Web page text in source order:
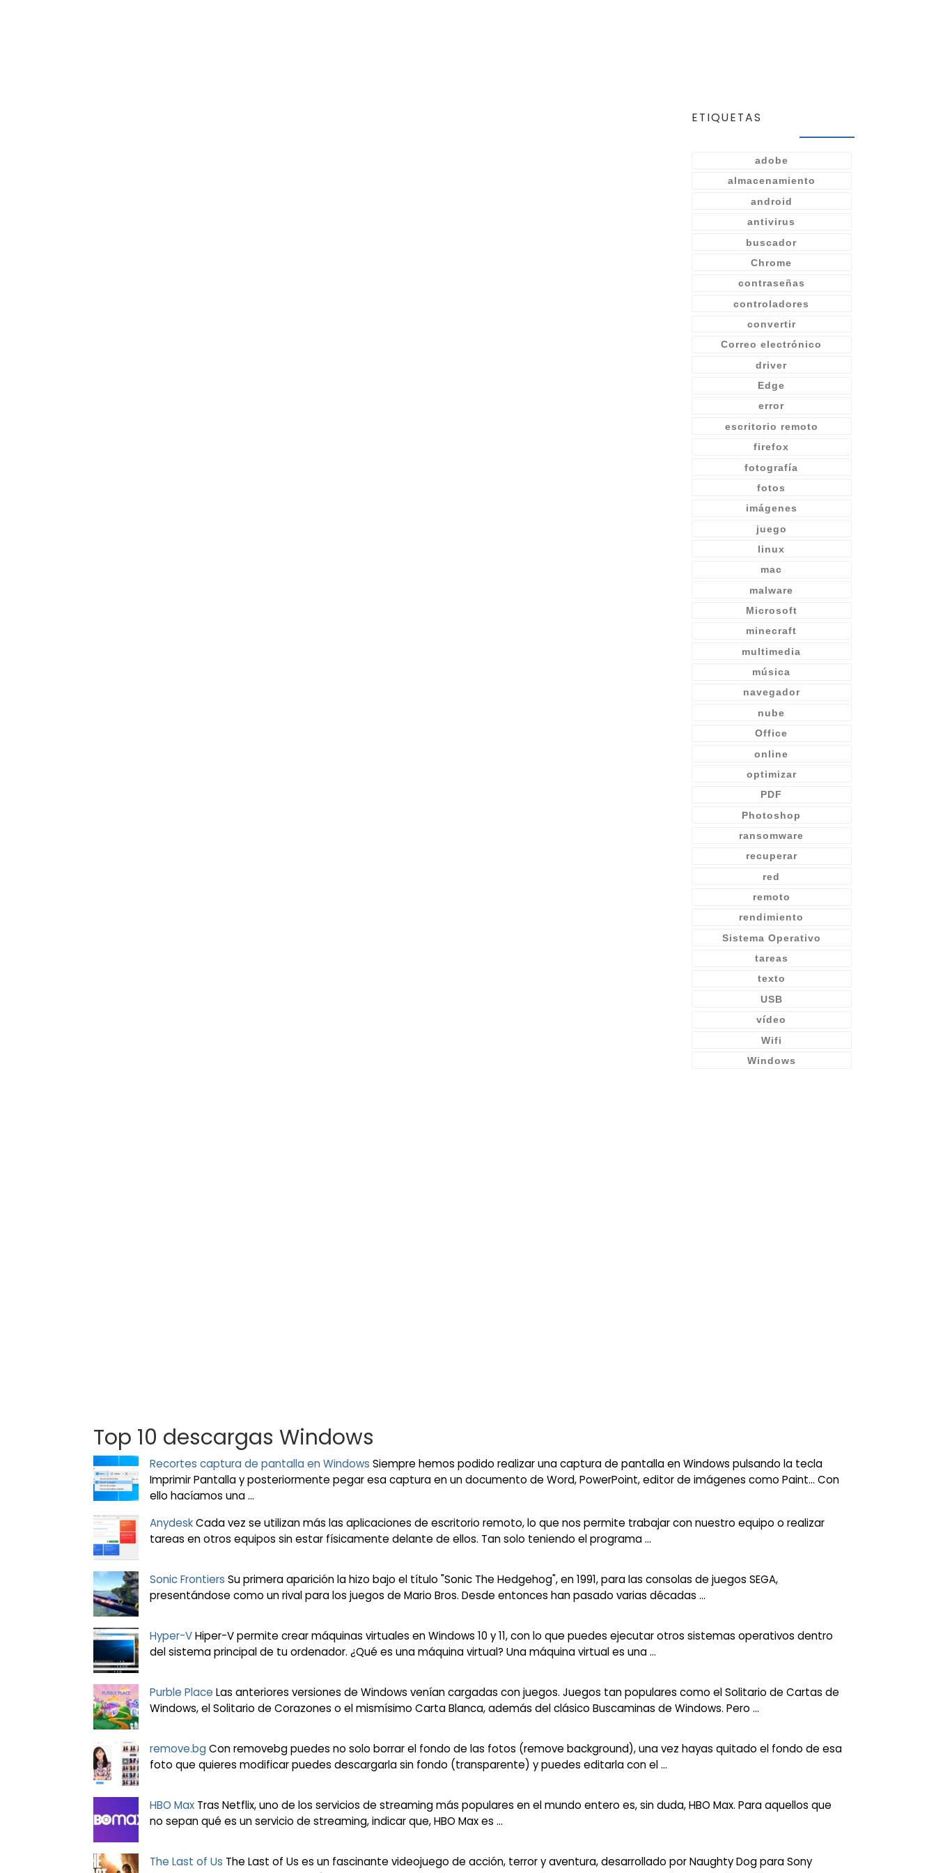
ETIQUETAS
adobe
almacenamiento
android
antivirus
buscador
Chrome
contraseñas
controladores
convertir
Correo electrónico
driver
Edge
error
escritorio remoto
firefox
fotografía
fotos
imágenes
juego
linux
mac
malware
Microsoft
minecraft
multimedia
música
navegador
nube
Office
online
optimizar
PDF
Photoshop
ransomware
recuperar
red
remoto
rendimiento
Sistema Operativo
tareas
texto
USB
vídeo
Wifi
Windows
Top 10 descargas Windows
Recortes captura de pantalla en Windows Siempre hemos podido realizar una captura de pantalla en Windows pulsando la tecla
Imprimir Pantalla y posteriormente pegar esa captura en un documento de Word, PowerPoint, editor de imágenes como Paint… Con
ello hacíamos una ...
Anydesk Cada vez se utilizan más las aplicaciones de escritorio remoto, lo que nos permite trabajar con nuestro equipo o realizar
tareas en otros equipos sin estar físicamente delante de ellos. Tan solo teniendo el programa ...
Sonic Frontiers Su primera aparición la hizo bajo el título "Sonic The Hedgehog", en 1991, para las consolas de juegos SEGA,
presentándose como un rival para los juegos de Mario Bros. Desde entonces han pasado varias décadas ...
Hyper-V Hiper-V permite crear máquinas virtuales en Windows 10 y 11, con lo que puedes ejecutar otros sistemas operativos dentro
del sistema principal de tu ordenador. ¿Qué es una máquina virtual? Una máquina virtual es una ...
Purble Place Las anteriores versiones de Windows venían cargadas con juegos. Juegos tan populares como el Solitario de Cartas de
Windows, el Solitario de Corazones o el mismísimo Carta Blanca, además del clásico Buscaminas de Windows. Pero ...
remove.bg Con removebg puedes no solo borrar el fondo de las fotos (remove background), una vez hayas quitado el fondo de esa
foto que quieres modificar puedes descargarla sin fondo (transparente) y puedes editarla con el ...
HBO Max Tras Netflix, uno de los servicios de streaming más populares en el mundo entero es, sin duda, HBO Max. Para aquellos que
no sepan qué es un servicio de streaming, indicar que, HBO Max es ...
The Last of Us The Last of Us es un fascinante videojuego de acción, terror y aventura, desarrollado por Naughty Dog para Sony